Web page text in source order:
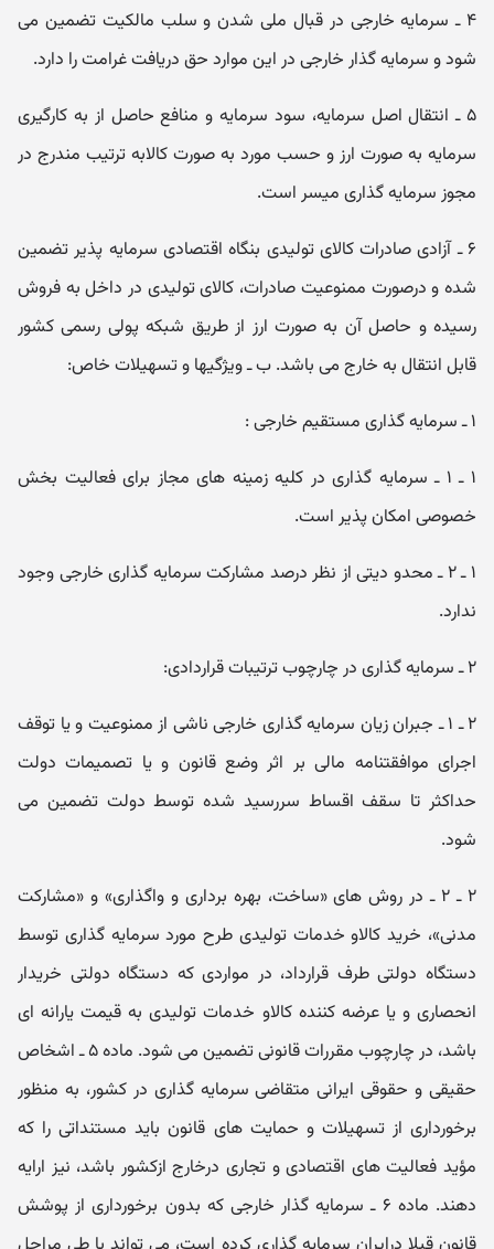
۴ ـ سرمایه خارجی در قبال ملی شدن و سلب مالکیت تضمین می
شود و سرمایه گذار خارجی در این موارد حق دریافت غرامت را دارد.
۵ ـ انتقال اصل سرمایه، سود سرمایه و منافع حاصل از به کارگیری
سرمایه به صورت ارز و حسب مورد به صورت کالابه ترتیب مندرج در
مجوز سرمایه گذاری میسر است.
۶ ـ آزادی صادرات کالای تولیدی بنگاه اقتصادی سرمایه پذیر تضمین
شده و درصورت ممنوعیت صادرات، کالای تولیدی در داخل به فروش
رسیده و حاصل آن به صورت ارز از طریق شبکه پولی رسمی کشور
قابل انتقال به خارج می باشد. ب ـ ویژگیها و تسهیلات خاص:
۱ ـ سرمایه گذاری مستقیم خارجی :
۱ ـ ۱ ـ سرمایه گذاری در کلیه زمینه های مجاز برای فعالیت بخش
خصوصی امکان پذیر است.
۱ ـ ۲ ـ محدو دیتی از نظر درصد مشارکت سرمایه گذاری خارجی وجود
ندارد.
۲ ـ سرمایه گذاری در چارچوب ترتیبات قراردادی:
۲ ـ ۱ ـ جبران زیان سرمایه گذاری خارجی ناشی از ممنوعیت و یا توقف
اجرای موافقتنامه مالی بر اثر وضع قانون و یا تصمیمات دولت
حداکثر تا سقف اقساط سررسید شده توسط دولت تضمین می
شود.
۲ ـ ۲ ـ در روش های «ساخت، بهره برداری و واگذاری» و «مشارکت
مدنی»، خرید کالاو خدمات تولیدی طرح مورد سرمایه گذاری توسط
دستگاه دولتی طرف قرارداد، در مواردی که دستگاه دولتی خریدار
انحصاری و یا عرضه کننده کالاو خدمات تولیدی به قیمت یارانه ای
باشد، در چارچوب مقررات قانونی تضمین می شود. ماده ۵ ـ اشخاص
حقیقی و حقوقی ایرانی متقاضی سرمایه گذاری در کشور، به منظور
برخورداری از تسهیلات و حمایت های قانون باید مستنداتی را که
مؤید فعالیت های اقتصادی و تجاری درخارج ازکشور باشد، نیز ارایه
دهند. ماده ۶ ـ سرمایه گذار خارجی که بدون برخورداری از پوشش